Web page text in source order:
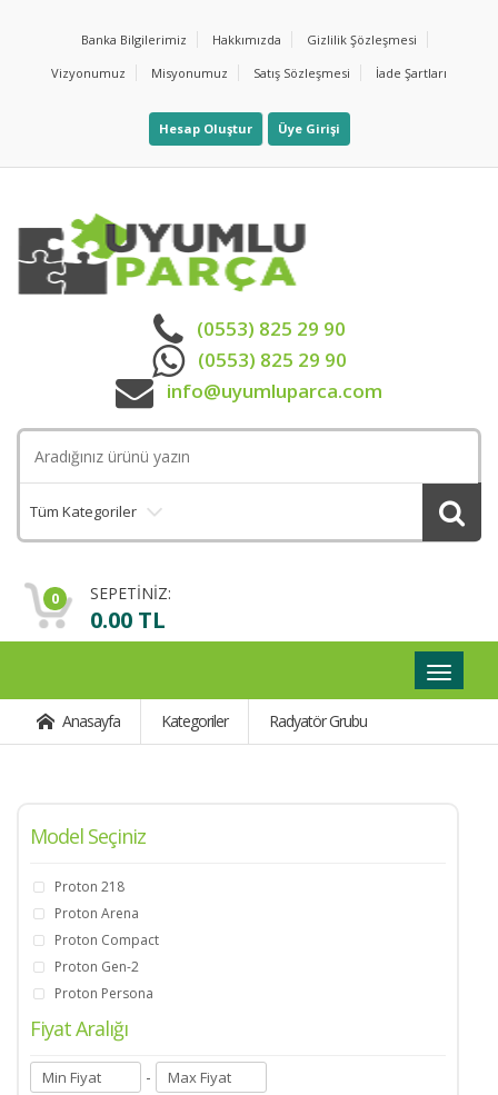
Banka Bilgilerimiz Hakkımızda
Gizlilik Şözleşmesi
Vizyonumuz
Misyonumuz Satış Sözleşmesi İade Şartları
Hesap Oluştur Üye Girişi
(0553) 825 29 90
(0553) 825 29 90
info@uyumluparca.com
Tüm Kategoriler
0 SEPETİNİZ:
0.00 TL
Geçişli
Anasayfa
Kategoriler Radyatör Grubu
Model Seçiniz
Proton 218
Proton Arena
Proton Compact
Proton Gen-2
Proton Persona
Fiyat Aralığı
-